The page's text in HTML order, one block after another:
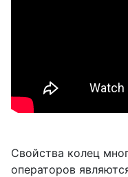
Свойства колец
операторов